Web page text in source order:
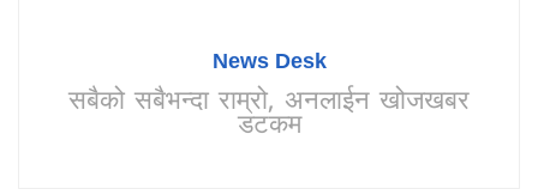
News Desk
सबैको सबैभन्दा राम्रो, अनलाईन खोजखबर
डटकम